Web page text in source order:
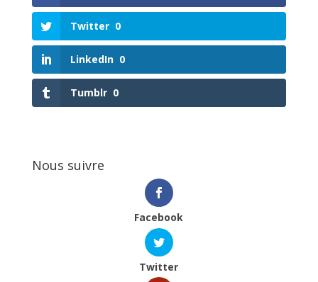
Twitter 0
LinkedIn 0
Tumblr 0
Nous suivre
Facebook
Twitter